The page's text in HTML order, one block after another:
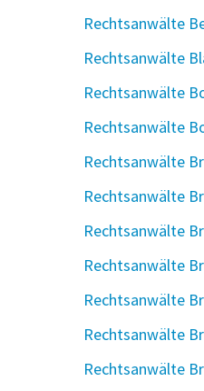
Rechtsanwälte
Rechtsanwälte
Rechtsanwälte
Rechtsanwälte
Rechtsanwälte
Rechtsanwälte
Rechtsanwälte
Rechtsanwälte
Rechtsanwälte
Rechtsanwälte
Rechtsanwälte